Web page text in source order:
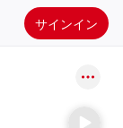
サインイン